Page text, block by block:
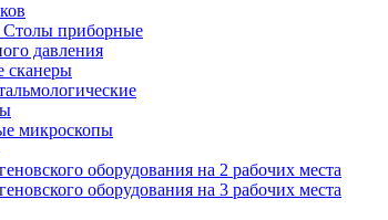
Столы приборные
давления
сканеры
микроскопы
оборудования на 2 рабочих места
оборудования на 3 рабочих места